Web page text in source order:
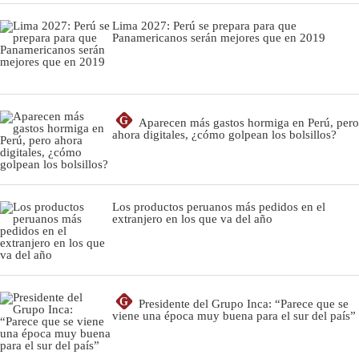
Lima 2027: Perú se prepara para que
Panamericanos serán mejores que en 2019
G
Aparecen más gastos hormiga en Perú, pero
ahora digitales, ¿cómo golpean los bolsillos?
Los productos peruanos más pedidos en el
extranjero en los que va del año
G
Presidente del Grupo Inca: “Parece que se
viene una época muy buena para el sur del país”